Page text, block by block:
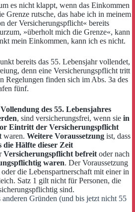
es nicht klappt, wenn das Einkommen
Grenze rutsche, das habe ich in meinem
der Versicherungspflicht« bereits
»überholt mich die Grenze«, kann
mein Einkommen, kann ich es nicht.
bereits das 55. Lebensjahr vollendet,
denn eine Versicherungspflicht tritt
Regelungen finden sich im Abs. 3a des
fünf.
des 55. Lebensjahres
, sind versicherungsfrei, wenn sie in
Eintritt der Versicherungspflicht
waren. Weitere Voraussetzung ist, dass
die Hälfte dieser Zeit
Versicherungspflicht befreit oder nach
waren. Der Voraussetzung
die Lebenspartnerschaft mit einer in
Satz 1 gilt nicht für Personen, die
sind.
Gründen (und bis jetzt nicht 55